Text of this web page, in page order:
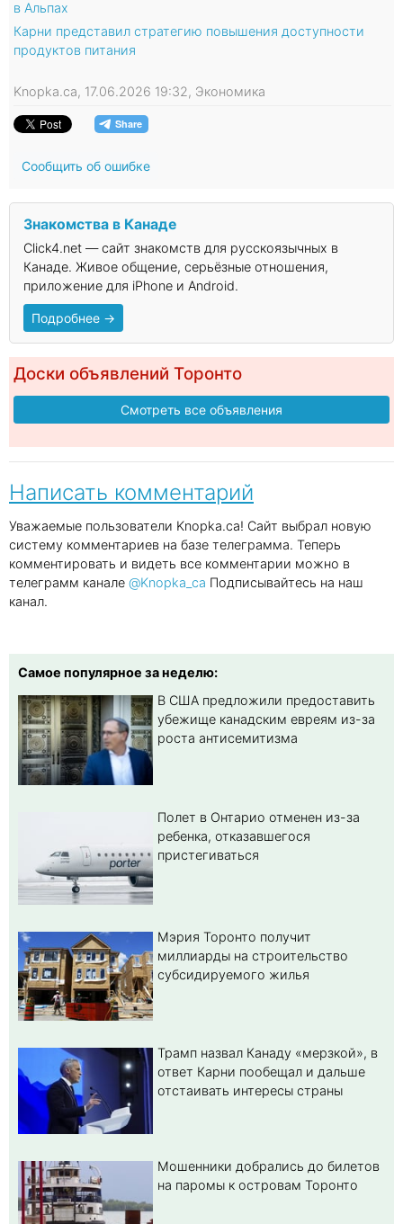
в Альпах
Карни представил стратегию повышения доступности
продуктов питания
Knopka.ca, 17.06.2026 19:32, Экономика
Сообщить об ошибке
Знакомства в Канаде
Click4.net — сайт знакомств для русскоязычных в
Канаде. Живое общение, серьёзные отношения,
приложение для iPhone и Android.
Подробнее →
Доски объявлений Торонто
Смотреть все объявления
Написать комментарий
Уважаемые пользователи Knopka.ca! Сайт выбрал новую
систему комментариев на базе телеграмма. Теперь
комментировать и видеть все комментарии можно в
телеграмм канале @Knopka_ca Подписывайтесь на наш
канал.
Самое популярное за неделю:
В США предложили предоставить
убежище канадским евреям из-за
роста антисемитизма
Полет в Онтарио отменен из-за
ребенка, отказавшегося
пристегиваться
Мэрия Торонто получит
миллиарды на строительство
субсидируемого жилья
Трамп назвал Канаду «мерзкой», в
ответ Карни пообещал и дальше
отстаивать интересы страны
Мошенники добрались до билетов
на паромы к островам Торонто